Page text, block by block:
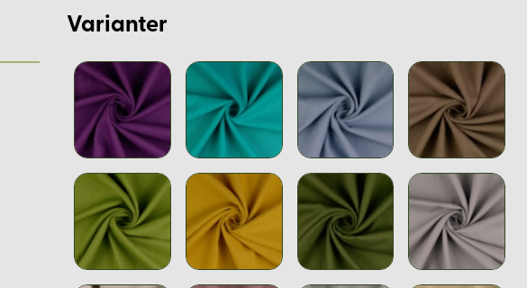
Varianter